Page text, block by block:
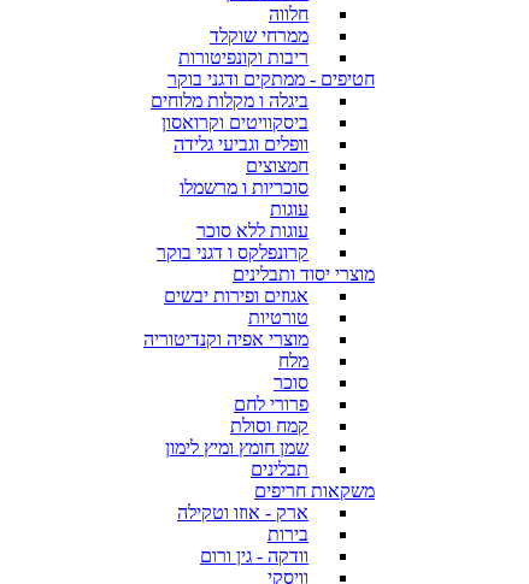
חלווה
ממרחי שוקלד
ריבות וקונפיטורות
חטיפים - ממתקים ודגני בוקר
ביגלה ו מקלות מלוחים
ביסקוויטים וקרואסון
וופלים וגביעי גלידה
חמצוצים
סוכריות ו מרשמלו
עוגות
עוגות ללא סוכר
קרונפלקס ו דגני בוקר
מוצרי יסוד ותבלינים
אגוזים ופירות יבשים
טורטיות
מוצרי אפיה וקנדיטוריה
מלח
סוכר
פרורי לחם
קמח וסולת
שמן חומץ ומיץ לימון
תבלינים
משקאות חריפים
ארק - אוזו וטקילה
בירות
וודקה - גין ורום
וויסקי